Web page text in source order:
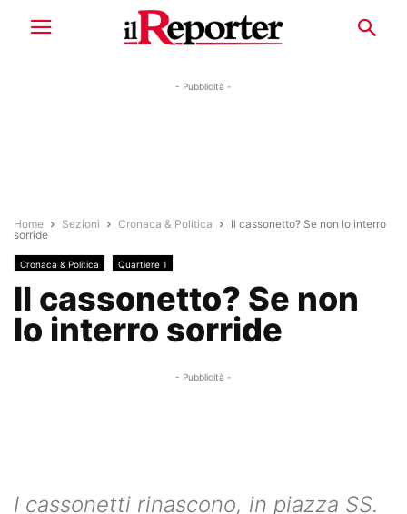
- Pubblicità -
Home Sezioni Cronaca & Politica
Il cassonetto? Se non lo interro
sorride
Cronaca & Politica Quartiere 1
Il cassonetto? Se non
lo interro sorride
- Pubblicità -
I cassonetti rinascono, in piazza SS.